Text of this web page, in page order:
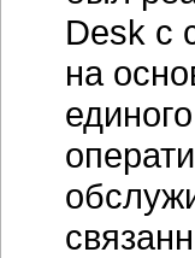
Desk c
на